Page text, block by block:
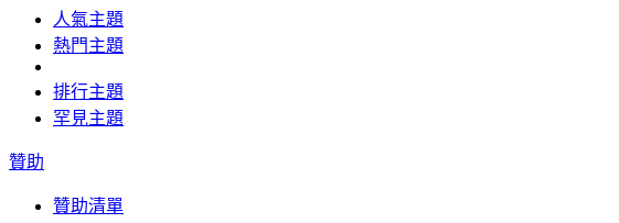
人氣主題
熱門主題
排行主題
罕見主題
贊助
贊助清單